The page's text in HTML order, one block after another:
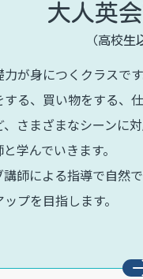
大人英
（高校生
が身につくクラスです
する、買い物をする、
、さまざまなシーンに
学んでいきます。
講師による指導で自然
プを目指します。